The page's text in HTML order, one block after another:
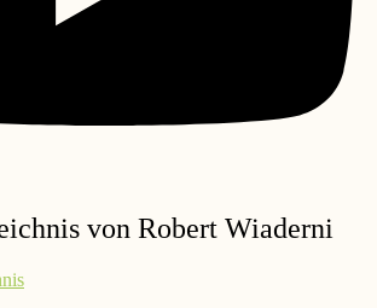
von Robert Wiaderni